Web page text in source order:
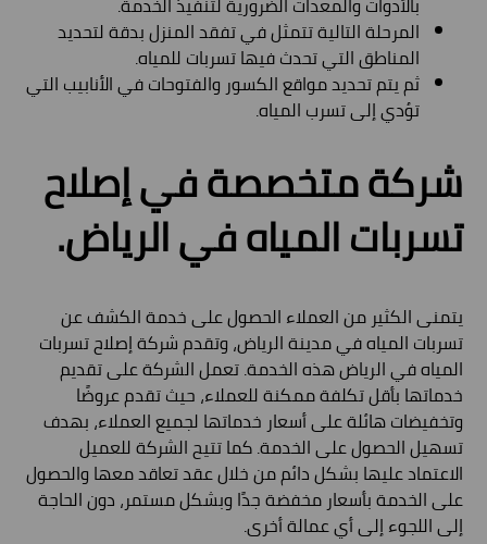
المرحلة التالية تتمثل في تفقد المنزل بدقة لتحديد
المناطق التي تحدث فيها تسربات للمياه.
ثم يتم تحديد مواقع الكسور والفتوحات في الأنابيب التي
تؤدي إلى تسرب المياه.
شركة متخصصة في إصلاح
تسربات المياه في الرياض.
يتمنى الكثير من العملاء الحصول على خدمة الكشف عن
تسربات المياه في مدينة الرياض، وتقدم شركة إصلاح تسربات
المياه في الرياض هذه الخدمة. تعمل الشركة على تقديم
خدماتها بأقل تكلفة ممكنة للعملاء، حيث تقدم عروضًا
وتخفيضات هائلة على أسعار خدماتها لجميع العملاء، بهدف
تسهيل الحصول على الخدمة. كما تتيح الشركة للعميل
الاعتماد عليها بشكل دائم من خلال عقد تعاقد معها والحصول
على الخدمة بأسعار مخفضة جدًا وبشكل مستمر، دون الحاجة
إلى اللجوء إلى أي عمالة أخرى.